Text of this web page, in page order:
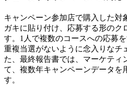
キャンペーン参加店で購入した対
ガキに貼り付け、応募する形のク
す。1人で複数のコースへの応募
重複当選がないように念入りなチ
た、最終報告書では、マーケティ
て、複数年キャンペーンデータを
す。